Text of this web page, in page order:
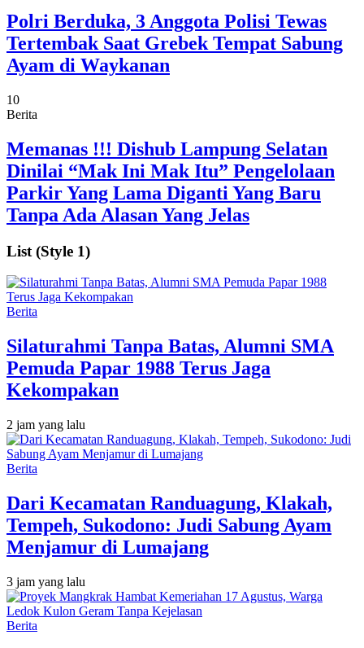
Polri Berduka, 3 Anggota Polisi Tewas
Tertembak Saat Grebek Tempat Sabung
Ayam di Waykanan
10
Berita
Memanas !!! Dishub Lampung Selatan
Dinilai “Mak Ini Mak Itu” Pengelolaan
Parkir Yang Lama Diganti Yang Baru
Tanpa Ada Alasan Yang Jelas
List (Style 1)
Berita
Silaturahmi Tanpa Batas, Alumni SMA
Pemuda Papar 1988 Terus Jaga
Kekompakan
2 jam yang lalu
Berita
‎Dari Kecamatan Randuagung, Klakah,
Tempeh, Sukodono: Judi Sabung Ayam
Menjamur di Lumajang
3 jam yang lalu
Berita